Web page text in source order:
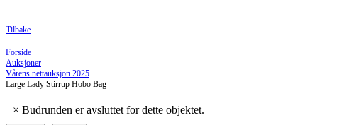
Tilbake
Forside
Auksjoner
Vårens nettauksjon 2025
Large Lady Stirrup Hobo Bag
× Budrunden er avsluttet for dette objektet.